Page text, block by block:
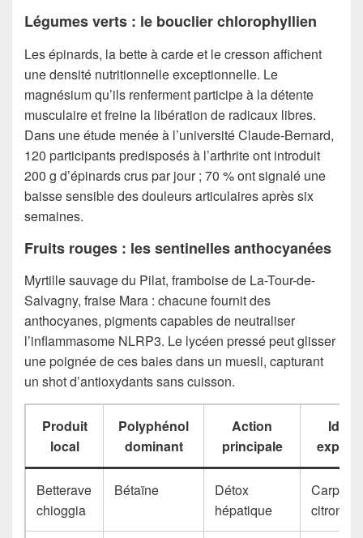
Légumes verts : le bouclier chlorophyllien
Les épinards, la bette à carde et le cresson affichent
une densité nutritionnelle exceptionnelle. Le
magnésium qu’ils renferment participe à la détente
musculaire et freine la libération de radicaux libres.
Dans une étude menée à l’université Claude-Bernard,
120 participants predisposés à l’arthrite ont introduit
200 g d’épinards crus par jour ; 70 % ont signalé une
baisse sensible des douleurs articulaires après six
semaines.
Fruits rouges : les sentinelles anthocyanées
Myrtille sauvage du Pilat, framboise de La-Tour-de-
Salvagny, fraise Mara : chacune fournit des
anthocyanes, pigments capables de neutraliser
l’inflammasome NLRP3. Le lycéen pressé peut glisser
une poignée de ces baies dans un muesli, capturant
un shot d’antioxydants sans cuisson.
Produit
local
Polyphénol
dominant
Action
principale
Idée
Betterave
chioggia
Bétaïne
Détox
hépatique
citronné